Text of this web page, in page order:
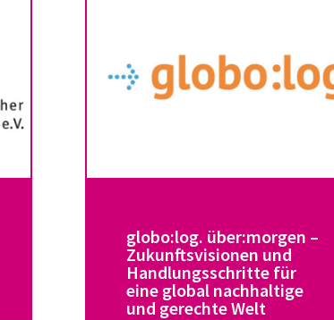
globo:log. über:morgen –
Zukunftsvisionen und
Handlungsschritte für
eine global nachhaltige
und gerechte Welt